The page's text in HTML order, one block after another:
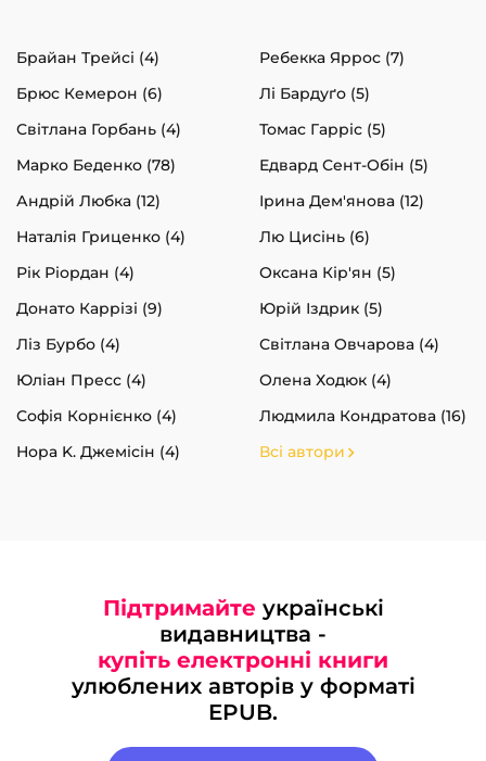
Брайан Трейсі (4)
Ребекка Яррос (7)
Брюс Кемерон (6)
Лі Бардуґо (5)
Світлана Горбань (4)
Томас Гарріс (5)
Марко Беденко (78)
Едвард Сент-Обін (5)
Андрій Любка (12)
Ірина Дем'янова (12)
Наталія Гриценко (4)
Лю Цисінь (6)
Рік Ріордан (4)
Оксана Кір'ян (5)
Донато Каррізі (9)
Юрій Іздрик (5)
Ліз Бурбо (4)
Світлана Овчарова (4)
Юліан Пресс (4)
Олена Ходюк (4)
Софія Корнієнко (4)
Людмила Кондратова (16)
Нора K. Джемісін (4)
Всі автори
Підтримайте українські
видавництва -
купіть електронні книги
улюблених авторів у форматі
EPUB.